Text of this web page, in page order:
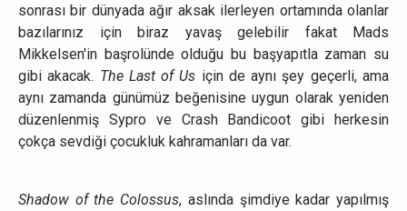
sonrası bir dünyada ağır aksak ilerleyen ortamında olanlar
bazılarınız için biraz yavaş gelebilir fakat Mads
Mikkelsen'in başrolünde olduğu bu başyapıtla zaman su
gibi akacak. The Last of Us için de aynı şey geçerli, ama
aynı zamanda günümüz beğenisine uygun olarak yeniden
düzenlenmiş Sypro ve Crash Bandicoot gibi herkesin
çokça sevdiği çocukluk kahramanları da var.
Shadow of the Colossus, aslında şimdiye kadar yapılmış